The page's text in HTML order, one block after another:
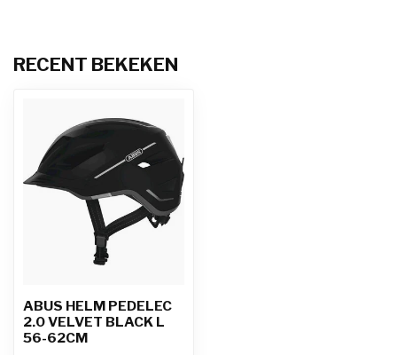
RECENT BEKEKEN
ABUS HELM PEDELEC
2.0 VELVET BLACK L
56-62CM